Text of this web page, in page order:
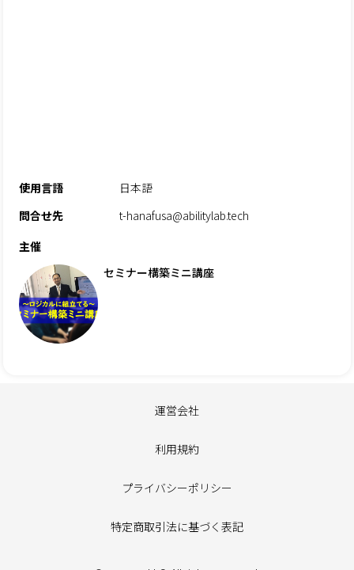
使用言語
日本語
問合せ先
t-hanafusa@abilitylab.tech
主催
セミナー構築ミニ講座
運営会社
利用規約
プライバシーポリシー
特定商取引法に基づく表記